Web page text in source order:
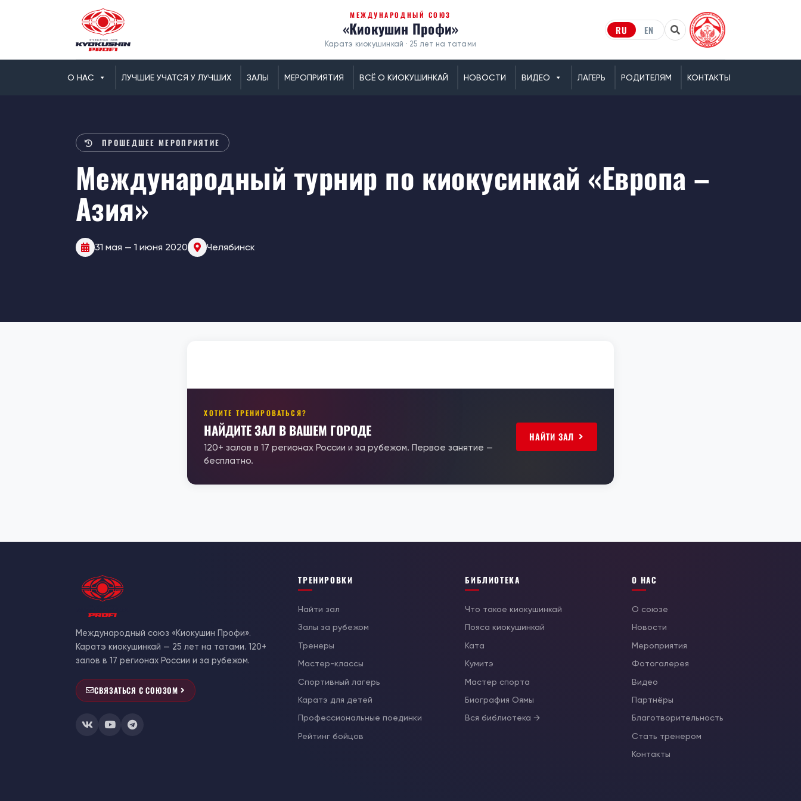
МЕЖДУНАРОДНЫЙ СОЮЗ
«Киокушин Профи»
Каратэ киокушинкай · 25 лет на татами
RU EN
О НАС ЛУЧШИЕ УЧАТСЯ У ЛУЧШИХ ЗАЛЫ МЕРОПРИЯТИЯ ВСЁ О КИОКУШИНКАЙ НОВОСТИ ВИДЕО ЛАГЕРЬ РОДИТЕЛЯМ КОНТАКТЫ
ПРОШЕДШЕЕ МЕРОПРИЯТИЕ
Международный турнир по киокусинкай «Европа –
Азия»
31 мая — 1 июня 2020 Челябинск
ХОТИТЕ ТРЕНИРОВАТЬСЯ?
НАЙДИТЕ ЗАЛ В ВАШЕМ ГОРОДЕ
120+ залов в 17 регионах России и за рубежом. Первое занятие —
бесплатно.
НАЙТИ ЗАЛ
Международный союз «Киокушин Профи».
Каратэ киокушинкай — 25 лет на татами. 120+
залов в 17 регионах России и за рубежом.
СВЯЗАТЬСЯ С СОЮЗОМ
ТРЕНИРОВКИ
Найти зал
Залы за рубежом
Тренеры
Мастер-классы
Спортивный лагерь
Каратэ для детей
Профессиональные поединки
Рейтинг бойцов
БИБЛИОТЕКА
Что такое киокушинкай
Пояса киокушинкай
Ката
Кумитэ
Мастер спорта
Биография Оямы
Вся библиотека →
О НАС
О союзе
Новости
Мероприятия
Фотогалерея
Видео
Партнёры
Благотворительность
Стать тренером
Контакты